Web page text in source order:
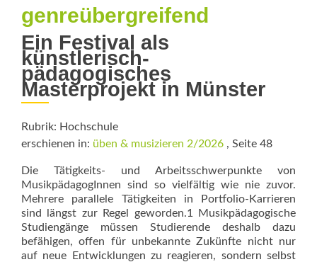
genreübergreifend
Ein Festival als
künstlerisch-
pädagogisches
Masterprojekt in Münster
Rubrik: Hochschule
erschienen in: üben & musizieren 2/2026 , Seite 48
Die Tätigkeits- und Arbeitsschwerpunkte von
MusikpädagogInnen sind so vielfältig wie nie zuvor.
Mehrere parallele Tätigkeiten in Portfolio-Karrieren
sind längst zur Regel geworden.1 Musikpädagogische
Studiengän­ge müssen Studierende deshalb dazu
befähigen, offen für unbekannte Zukünfte nicht nur
auf neue Entwicklungen zu reagieren, sondern selbst